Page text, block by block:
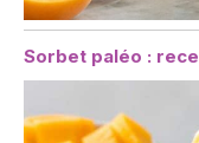
Sorbet paléo :